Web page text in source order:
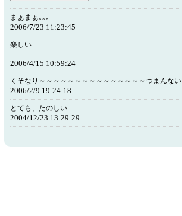
まぁまぁ｡｡｡
2006/7/23 11:23:45
楽しい
2006/4/15 10:59:24
くそなり～～～～～～～～～～～～～～～つまんない
2006/2/9 19:24:18
とても、たのしい
2004/12/23 13:29:29